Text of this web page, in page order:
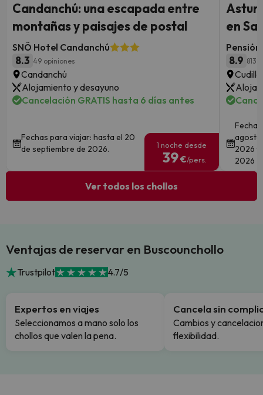
Candanchú: una escapada entre
montañas y paisajes de postal
SNÖ Hotel Candanchú
8.3 49 opiniones
Candanchú
Alojamiento y desayuno
Cancelación GRATIS hasta 6 días antes
Fechas para viajar: hasta el 20
de septiembre de 2026.
1 noche desde
39€/pers.
en
Pensión
8.9 813
agosto
2026 y
2026
Ver todos los chollos
Ventajas de reservar en Buscounchollo
Trustpilot 4.7/5
Expertos en viajes
Seleccionamos a mano solo los
chollos que valen la pena.
Cancela sin
Cambios y
flexibilidad.